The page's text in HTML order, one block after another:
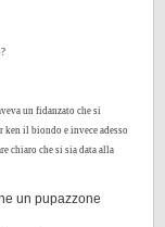
un fidanzato che si
ken il biondo e invece adesso
chiaro che si sia data alla
un pupazzone